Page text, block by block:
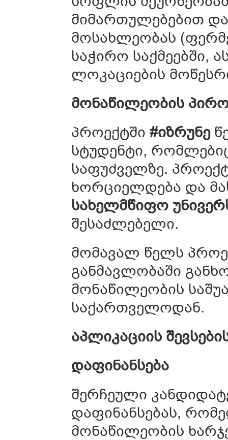
მიმართულებებით
მოსახლეობას
საჭირო საქმეებში,
ლოკაციების
მონაწილეობის
პროექტში #იზრუნე
სტუდენტი,
საფუძველზე.
ხორციელდება და
სახელმწიფო
შესაძლებელი.
მომავალ წელს
განმავლობაში
მონაწილეობის
საქართველოდან.
აპლიკაციის
დაფინანსება
შერჩეული
დაფინანსებას,
მონაწილეობის